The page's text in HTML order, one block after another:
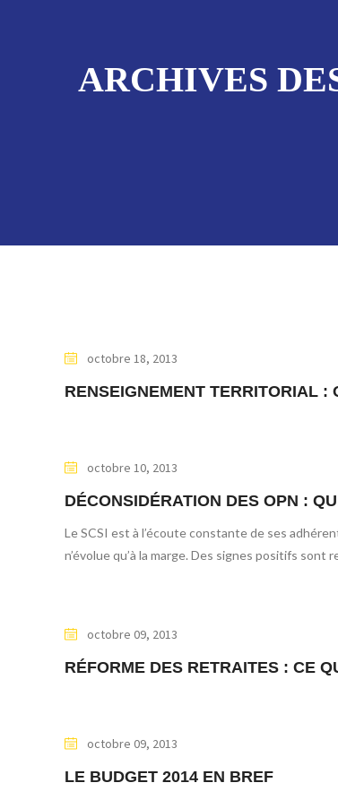
ARCHIVES
octobre 18, 2013
RENSEIGNEMENT TERRITORIAL :
octobre 10, 2013
DÉCONSIDÉRATION DES OPN :
Le SCSI est à l’écoute constante de ses
n’évolue qu’à la marge. Des signes positifs
octobre 09, 2013
RÉFORME DES RETRAITES : CE
octobre 09, 2013
LE BUDGET 2014 EN BREF